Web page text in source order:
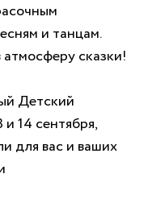
и танцам.
сказки!
Детский
14 сентября,
для вас и ваших